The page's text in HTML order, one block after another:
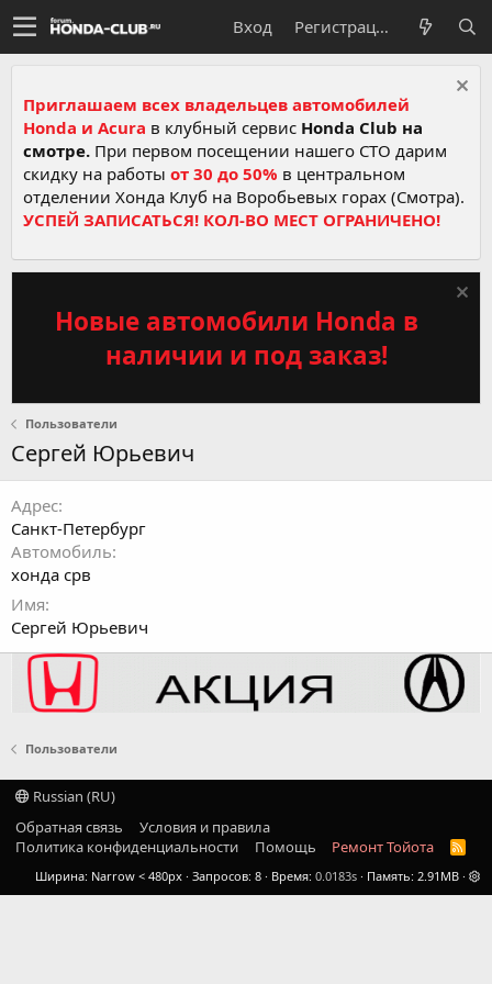
Вход Регистрация
Приглашаем всех владельцев автомобилей
Honda и Acura в клубный сервис Honda Club на
смотре. При первом посещении нашего СТО дарим
скидку на работы от 30 до 50% в центральном
отделении Хонда Клуб на Воробьевых горах (Смотра).
УСПЕЙ ЗАПИСАТЬСЯ! КОЛ-ВО МЕСТ ОГРАНИЧЕНО!
Новые автомобили Honda в
наличии и под заказ!
Пользователи
Сергей Юрьевич
Адрес
Санкт-Петербург
Автомобиль
хонда срв
Имя
Сергей Юрьевич
Пользователи
Russian (RU)
Обратная связь
Условия и правила
Политика конфиденциальности
Помощь Ремонт Тойота
R
S
S
Ширина Запросов 8 Время 0.0183s Память 2.91MB